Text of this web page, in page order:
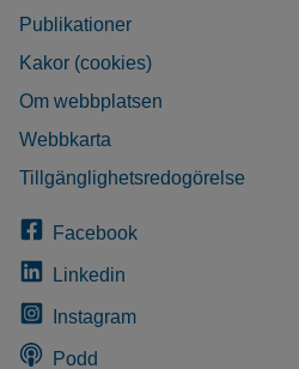
Publikationer
Kakor (cookies)
Om webbplatsen
Webbkarta
Tillgänglighetsredogörelse
Facebook
Linkedin
Instagram
Podd